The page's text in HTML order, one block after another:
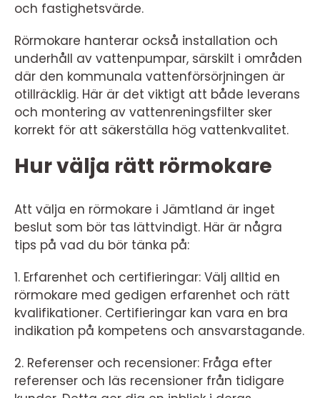
och fastighetsvärde.
Rörmokare hanterar också installation och
underhåll av vattenpumpar, särskilt i områden
där den kommunala vattenförsörjningen är
otillräcklig. Här är det viktigt att både leverans
och montering av vattenreningsfilter sker
korrekt för att säkerställa hög vattenkvalitet.
Hur välja rätt rörmokare
Att välja en rörmokare i Jämtland är inget
beslut som bör tas lättvindigt. Här är några
tips på vad du bör tänka på:
1. Erfarenhet och certifieringar: Välj alltid en
rörmokare med gedigen erfarenhet och rätt
kvalifikationer. Certifieringar kan vara en bra
indikation på kompetens och ansvarstagande.
2. Referenser och recensioner: Fråga efter
referenser och läs recensioner från tidigare